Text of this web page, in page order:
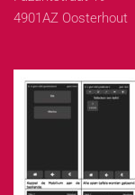
4901AZ Oosterhout